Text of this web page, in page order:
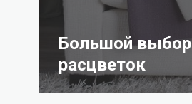
Большой выбор
расцветок